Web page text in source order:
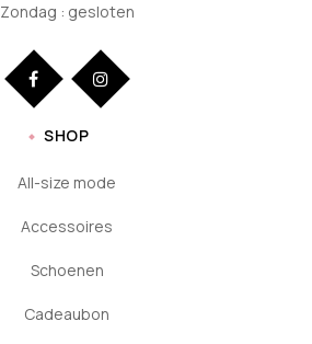
Zondag : gesloten
SHOP
All-size mode
Accessoires
Schoenen
Cadeaubon